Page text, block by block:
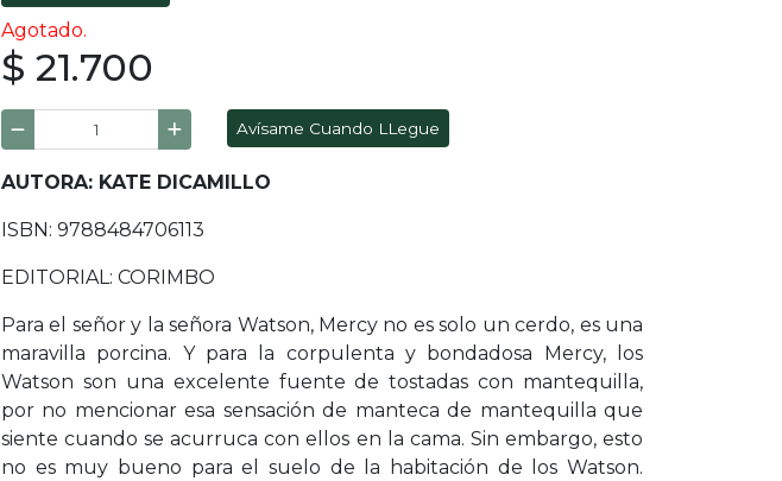
Agotado.
$ 21.700
Avísame Cuando LLegue
AUTORA: KATE DICAMILLO
ISBN: 9788484706113
EDITORIAL: CORIMBO
Para el señor y la señora Watson, Mercy no es solo un cerdo, es una
maravilla porcina. Y para la corpulenta y bondadosa Mercy, los
Watson son una excelente fuente de tostadas con mantequilla,
por no mencionar esa sensación de manteca de mantequilla que
siente cuando se acurruca con ellos en la cama. Sin embargo, esto
no es muy bueno para el suelo de la habitación de los Watson.